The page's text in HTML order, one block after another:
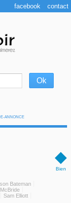
ANNONCE
◆
Bien
Bateman
Sam Elliott
facebook contact